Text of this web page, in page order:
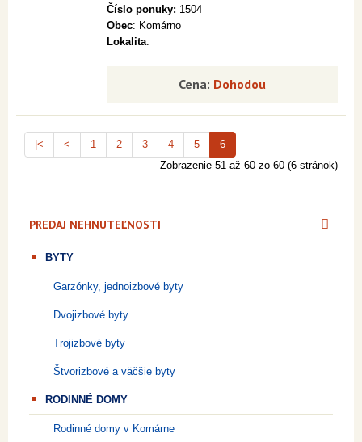
Číslo ponuky: 1504
Obec: Komárno
Lokalita:
Cena: Dohodou
|< < 1 2 3 4 5
6
Zobrazenie 51 až 60 zo 60 (6 stránok)
PREDAJ NEHNUTEĽNOSTI
BYTY
Garzónky, jednoizbové byty
Dvojizbové byty
Trojizbové byty
Štvorizbové a väčšie byty
RODINNÉ DOMY
Rodinné domy v Komárne